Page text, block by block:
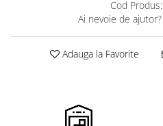
Cod Produs:
Ai nevoie de ajutor?
Adauga la Favorite